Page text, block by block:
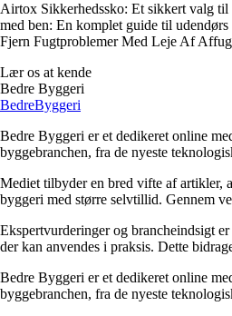
Airtox Sikkerhedssko: Et sikkert valg til
med ben: En komplet guide til udendørs
Fjern Fugtproblemer Med Leje Af
Lær os at kende
Bedre Byggeri
BedreByggeri
Bedre Byggeri er et dedikeret online
byggebranchen, fra de nyeste
Mediet tilbyder en bred vifte af artikler,
byggeri med større selvtillid. Gennem
Ekspertvurderinger og brancheindsigt
der kan anvendes i praksis. Dette
Bedre Byggeri er et dedikeret online
byggebranchen, fra de nyeste